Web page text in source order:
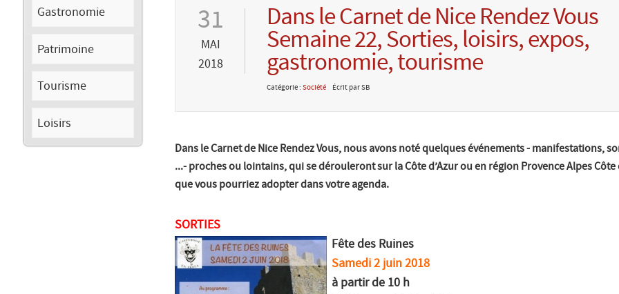
Gastronomie
Patrimoine
Tourisme
Loisirs
31
MAI
2018
Dans le Carnet de Nice Rendez Vous
Semaine 22, Sorties, loisirs, expos,
gastronomie, tourisme
Catégorie : Société Écrit par SB
Dans le Carnet de Nice Rendez Vous, nous avons noté quelques événements - manifestations,
...- proches ou lointains, qui se dérouleront sur la Côte d’Azur ou en région Provence Alpes Côte
que vous pourriez adopter dans votre agenda.
SORTIES
Fête des Ruines
Samedi 2 juin 2018
à partir de 10 h